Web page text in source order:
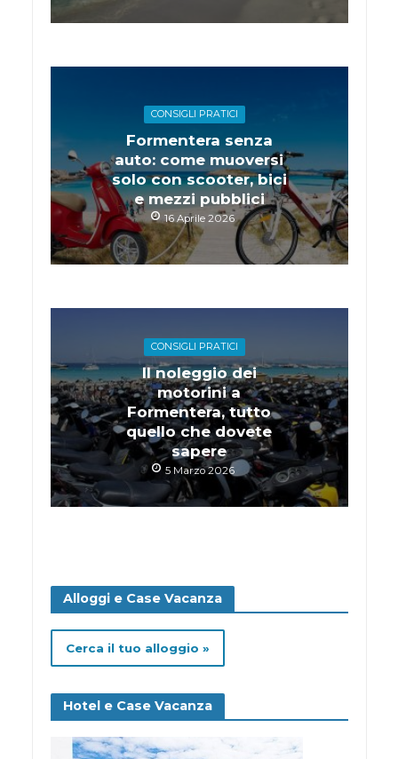
CONSIGLI PRATICI
Formentera senza
auto: come muoversi
solo con scooter, bici
e mezzi pubblici
16 Aprile 2026
CONSIGLI PRATICI
Il noleggio dei
motorini a
Formentera, tutto
quello che dovete
sapere
5 Marzo 2026
Alloggi e Case Vacanza
Cerca il tuo alloggio »
Hotel e Case Vacanza